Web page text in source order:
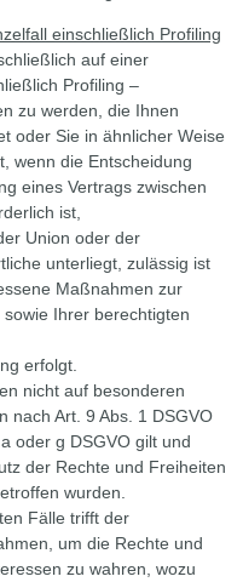
einschließlich Profiling
auf einer
Profiling –
zu werden, die Ihnen
oder Sie in ähnlicher Weise
wenn die Entscheidung
eines Vertrags zwischen
ist,
Union oder der
unterliegt, zulässig ist
Maßnahmen zur
Ihrer berechtigten
erfolgt.
nicht auf besonderen
nach Art. 9 Abs. 1 DSGVO
oder g DSGVO gilt und
der Rechte und Freiheiten
wurden.
Fälle trifft der
um die Rechte und
zu wahren, wozu